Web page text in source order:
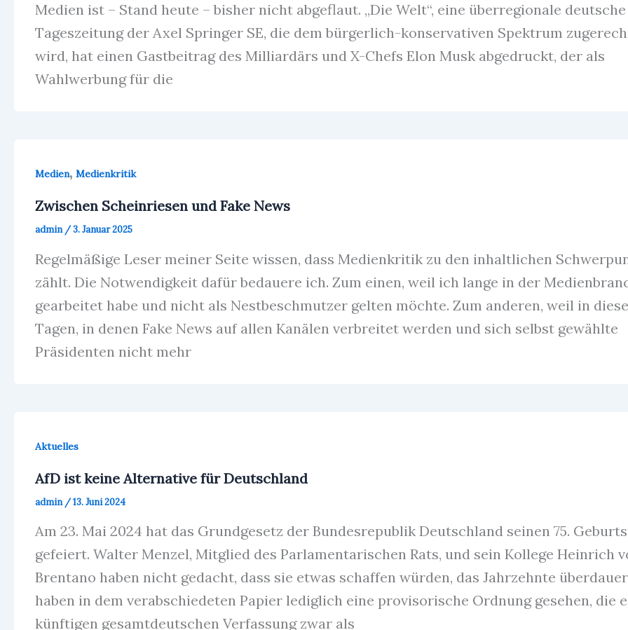
Medien ist – Stand heute – bisher nicht abgeflaut. „Die Welt“, eine überregionale deutsche
Tageszeitung der Axel Springer SE, die dem bürgerlich-konservativen Spektrum
wird, hat einen Gastbeitrag des Milliardärs und X-Chefs Elon Musk abgedruckt, der als
Wahlwerbung für die
Medien, Medienkritik
Zwischen Scheinriesen und Fake News
admin /3. Januar 2025
Regelmäßige Leser meiner Seite wissen, dass Medienkritik zu den inhaltlichen
zählt. Die Notwendigkeit dafür bedauere ich. Zum einen, weil ich lange in der
gearbeitet habe und nicht als Nestbeschmutzer gelten möchte. Zum anderen, weil in
Tagen, in denen Fake News auf allen Kanälen verbreitet werden und sich selbst gewählte
Präsidenten nicht mehr
Aktuelles
AfD ist keine Alternative für Deutschland
admin /13. Juni 2024
Am 23. Mai 2024 hat das Grundgesetz der Bundesrepublik Deutschland seinen 75.
gefeiert. Walter Menzel, Mitglied des Parlamentarischen Rats, und sein Kollege Heinrich
Brentano haben nicht gedacht, dass sie etwas schaffen würden, das Jahrzehnte
haben in dem verabschiedeten Papier lediglich eine provisorische Ordnung gesehen, die
künftigen gesamtdeutschen Verfassung zwar als